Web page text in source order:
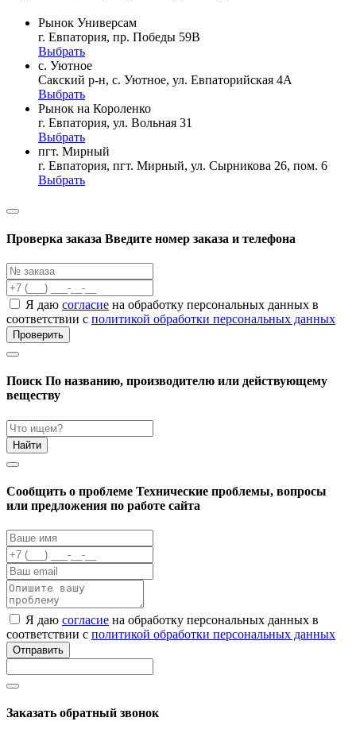
Рынок Универсам
г. Евпатория, пр. Победы 59В
Выбрать
с. Уютное
Сакский р-н, с. Уютное, ул. Евпаторийская 4А
Выбрать
Рынок на Короленко
г. Евпатория, ул. Вольная 31
Выбрать
пгт. Мирный
г. Евпатория, пгт. Мирный, ул. Сырникова 26, пом. 6
Выбрать
Проверка заказа Введите номер заказа и телефона
Я даю согласие на обработку персональных данных в
соответствии с политикой обработки персональных данных
Проверить
Поиск По названию, производителю или действующему
веществу
Найти
Cообщить о проблеме Технические проблемы, вопросы
или предложения по работе сайта
Я даю согласие на обработку персональных данных в
соответствии с политикой обработки персональных данных
Отправить
Заказать обратный звонок